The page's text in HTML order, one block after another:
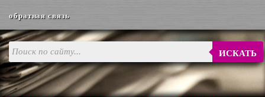
обратная связь
ИСКАТЬ